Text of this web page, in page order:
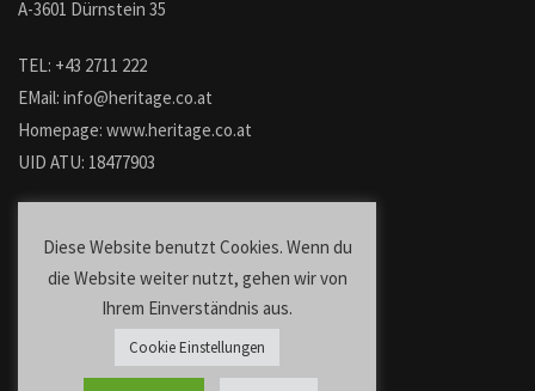
A-3601 Dürnstein 35
TEL: +43 2711 222
EMail: info@heritage.co.at
Homepage: www.heritage.co.at
UID ATU: 18477903
Diese Website benutzt Cookies. Wenn du
die Website weiter nutzt, gehen wir von
Ihrem Einverständnis aus.
Cookie Einstellungen